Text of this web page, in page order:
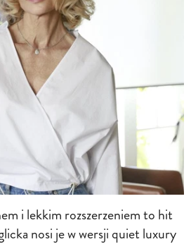
i lekkim rozszerzeniem to hit
nosi je w wersji quiet luxury